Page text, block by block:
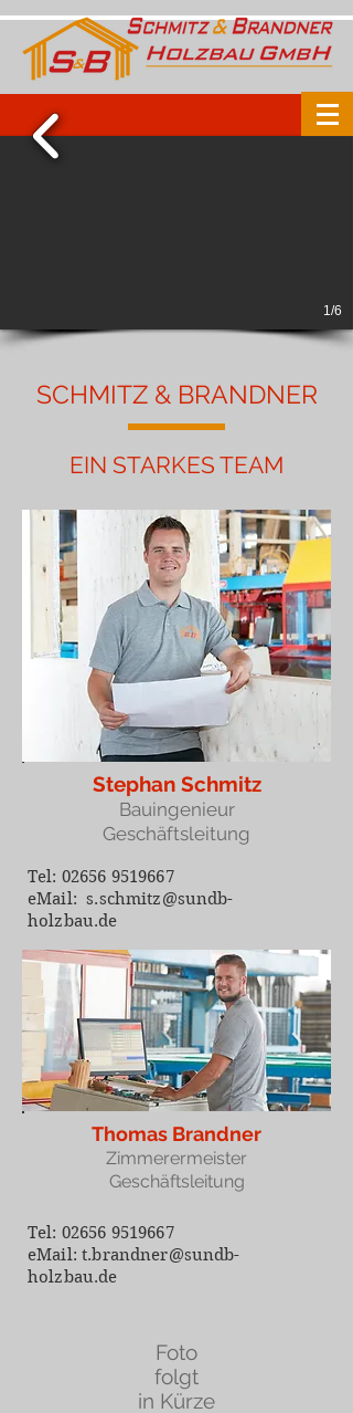
1/6
SCHMITZ & BRANDNER
EIN STARKES TEAM
Stephan Schmitz
Bauingenieur
Geschäftsleitung
Tel: 02656 9519667
eMail: s.schmitz@sundb-
holzbau.de
Thomas Brandner
Zimmerermeister
Geschäftsleitung
Tel: 02656 9519667
eMail:t.brandner@sundb-
holzbau.de
Foto
folgt
in Kürze